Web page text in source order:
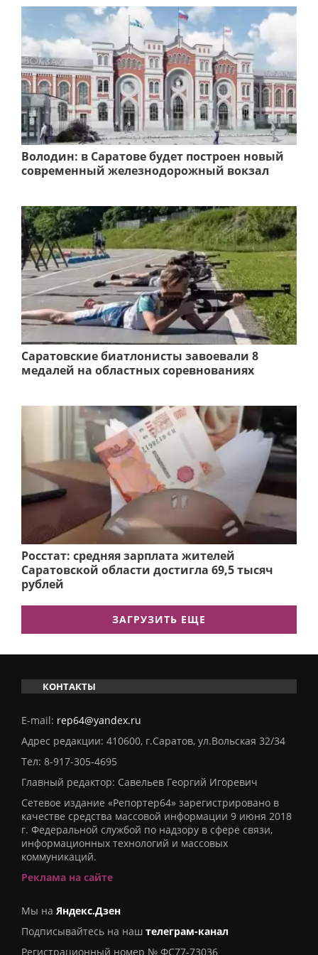
Володин: в Саратове будет построен новый
современный железнодорожный вокзал
Саратовские биатлонисты завоевали 8
медалей на областных соревнованиях
Росстат: средняя зарплата жителей
Саратовской области достигла 69,5 тысяч
рублей
ЗАГРУЗИТЬ ЕЩЕ
КОНТАКТЫ
E-mail: rep64@yandex.ru
Адрес редакции: 410600, г.Саратов, ул.Вольская 32/34
Тел: 8-917-305-4695
Главный редактор: Савельев Георгий Игоревич
Сетевое издание «Репортер64» зарегистрировано в
качестве средства массовой информации 9 июня 2018
г. Федеральной службой по надзору в сфере связи,
информационных технологий и массовых
коммуникаций.
Реклама на сайте
Мы на Яндекс.Дзен
Подписывайтесь на наш телеграм-канал
Регистрационный номер № ФС77-73036